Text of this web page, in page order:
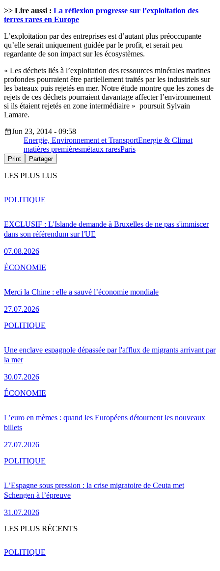
>> Lire aussi : La réflexion progresse sur l’exploitation des
terres rares en Europe
L’exploitation par des entreprises est d’autant plus préoccupante
qu’elle serait uniquement guidée par le profit, et serait peu
regardante de son impact sur les écosystèmes.
« Les déchets liés à l’exploitation des ressources minérales marines
profondes pourraient être partiellement traités par les industriels sur
les bateaux puis rejetés en mer. Notre étude montre que les zones de
rejets de ces déchets pourraient davantage affecter l’environnement
si ils étaient rejetés en zone intermédiaire » poursuit Sylvain
Lamare.
Jun 23, 2014 - 09:58
Energie, Environnement et TransportEnergie & Climat
matières premièresmétaux raresParis
Print Partager
LES PLUS LUS
EXCLUSIF : L'Islande demande à Bruxelles de ne pas s'immiscer
dans son référendum sur l'UE
07.08.2026
POLITIQUE
Merci la Chine : elle a sauvé l’économie mondiale
27.07.2026
ÉCONOMIE
Une enclave espagnole dépassée par l'afflux de migrants arrivant par
la mer
30.07.2026
POLITIQUE
L’euro en mèmes : quand les Européens détournent les nouveaux
billets
27.07.2026
ÉCONOMIE
L’Espagne sous pression : la crise migratoire de Ceuta met
Schengen à l’épreuve
31.07.2026
POLITIQUE
LES PLUS RÉCENTS
POLITIQUE